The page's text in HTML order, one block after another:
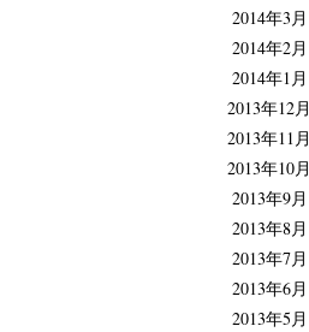
2014年3月
2014年2月
2014年1月
2013年12月
2013年11月
2013年10月
2013年9月
2013年8月
2013年7月
2013年6月
2013年5月